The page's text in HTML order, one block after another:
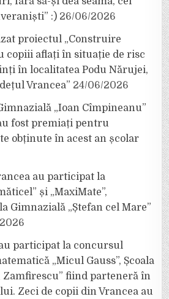
:) 26/06/2026
proiectul „Construire
copiii aflați în situație de risc
în localitatea Podu Nărujei,
Vrancea” 24/06/2026
„Ioan Cîmpineanu”
fost premiați pentru
obținute în acest an școlar
au participat la
și „MaxiMate”,
Gimnazială „Ștefan cel Mare”
participat la concursul
„Micul Gauss”, Școala
Zamfirescu” fiind parteneră în
Zeci de copii din Vrancea au